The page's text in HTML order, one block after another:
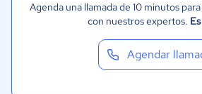
Agenda una llamada de 10 minutos
con nuestros expertos.
Agendar